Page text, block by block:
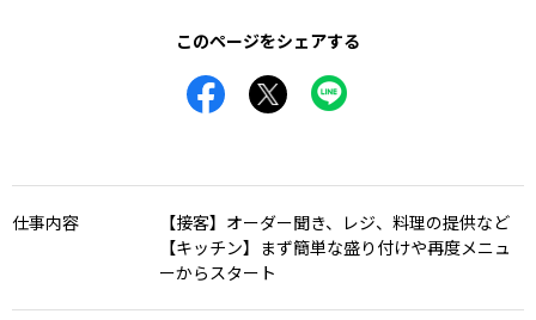
このページをシェアする
仕事内容
【接客】オーダー聞き、レジ、料理の提供など
【キッチン】まず簡単な盛り付けや再度メニュ
ーからスタート